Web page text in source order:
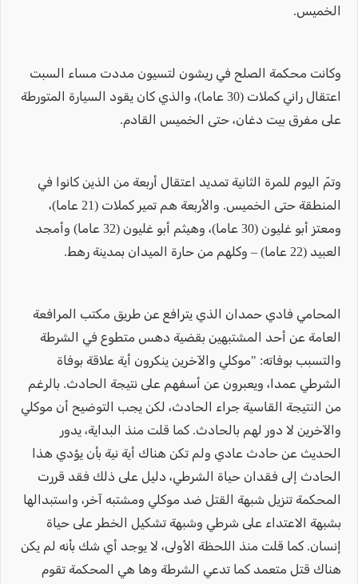
الخميس.
وكانت محكمة الصلح في ريشون لتسيون مددت مساء السبت
اعتقال راني كملات (30 عاما)، والذي كان يقود السيارة المتورطة
على مفرق بيت دغان، حتى الخميس القادم.
وتمّ اليوم للمرة الثانية تمديد اعتقال أربعة من الذين كانوا في
المنطقة حتى الخميس. والأربعة هم تمير كملات (21 عاما)،
ومعتز أبو غليون (30 عاما)، وهيثم أبو غليون (32 عاما) وأمجد
العبيد (22 عاما) – وكلهم من حارة الميدان بمدينة رهط.
المحامي فادي حمدان الذي يترافع عن طريق مكتب المرافعة
العامة عن أحد المشتبهين بقضية دهس متطوع في الشرطة
والتسبب بوفاته: "موكلي والآخرين ينكرون أية علاقة بوفاة
الشرطي عمدا، ويعبرون عن أسفهم على نتيجة الحادث. بالرغم
من النتيجة القاسية جراء الحادث، لكن يجب التوضيح أن موكلي
والآخرين لا دور لهم بالحادث. كما قلت منذ البداية، يدور
الحديث عن حادث عادي ولم تكن هناك أية نية بأن يؤدي هذا
الحادث إلى فقدان حياة الشرطي، دليل على ذلك فقد قررت
المحكمة تنزيل شبهة القتل ضد موكلي ومشتبه آخر، واستبدالها
بشبهة الاعتداء على شرطي وشبهة تشكيل الخطر على حياة
إنسان. كما قلت منذ اللحظة الأولى، لا يوجد أي شك بأنه لم يكن
هناك قتل متعمد كما تدعي الشرطة وها هي المحكمة تقوم